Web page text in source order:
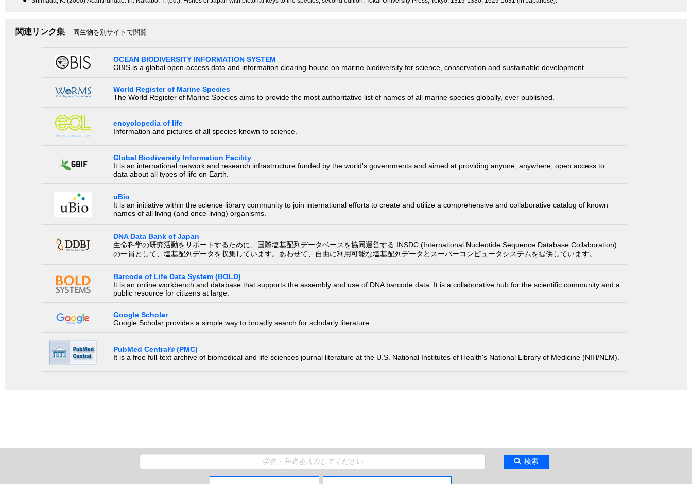
関連リンク集 同生物を別サイトで閲覧
OCEAN BIODIVERSITY INFORMATION SYSTEM
OBIS is a global open-access data and information clearing-house on marine biodiversity for science, conservation and sustainable development.
World Register of Marine Species
The World Register of Marine Species aims to provide the most authoritative list of names of all marine species globally, ever published.
encyclopedia of life
Information and pictures of all species known to science.
Global Biodiversity Information Facility
It is an international network and research infrastructure funded by the world’s governments and aimed at providing anyone, anywhere, open access to
data about all types of life on Earth.
uBio
It is an initiative within the science library community to join international efforts to create and utilize a comprehensive and collaborative catalog of known
names of all living (and once-living) organisms.
DNA Data Bank of Japan
生命科学の研究活動をサポートするために、国際塩基配列データベースを協同運営する INSDC (International Nucleotide Sequence Database Collaboration)
の一員として、塩基配列データを収集しています。あわせて、自由に利用可能な塩基配列データとスーパーコンピュータシステムを提供しています。
Barcode of Life Data System (BOLD)
It is an online workbench and database that supports the assembly and use of DNA barcode data. It is a collaborative hub for the scientific community and a
public resource for citizens at large.
Google Scholar
Google Scholar provides a simple way to broadly search for scholarly literature.
PubMed Central® (PMC)
It is a free full-text archive of biomedical and life sciences journal literature at the U.S. National Institutes of Health's National Library of Medicine (NIH/NLM).
検索